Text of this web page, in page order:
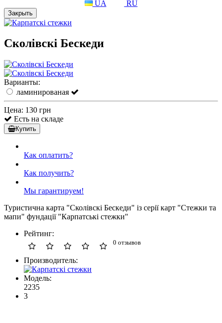
UA RU
Закрыть
Сколівскі Бескеди
Варианты:
ламинированая
Цена: 130 грн
Есть на складе
Купить
Как оплатить?
Как получить?
Мы гарантируем!
Туристична карта "Сколівскі Бескеди" із серії карт "Стежки та
мапи" фундації "Карпатські стежки"
Рейтинг:
0 отзывов
Производитель:
Модель:
2235
3